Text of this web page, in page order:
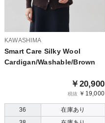
KAWASHIMA
Smart Care Silky Wool
Cardigan/Washable/Brown
￥20,900
税抜 ￥19,000
36
在庫あり